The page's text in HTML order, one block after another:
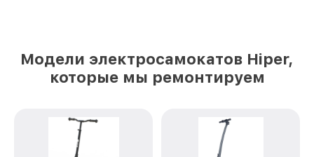
Модели электросамокатов Hiper,
которые мы ремонтируем